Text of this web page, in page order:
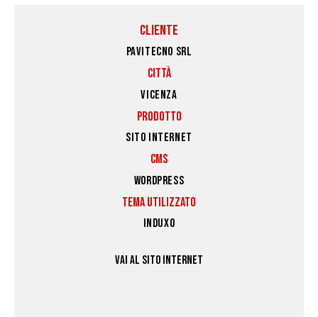
CLIENTE
PAVITECNO SRL
CITTÀ
VICENZA
PRODOTTO
SITO INTERNET
CMS
WORDPRESS
TEMA UTILIZZATO
INDUXO
VAI AL SITO INTERNET